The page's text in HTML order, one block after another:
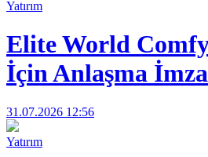
Yatırım
Elite World
İçin Anlaşma
31.07.2026 12:56
Yatırım